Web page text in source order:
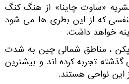
«ساوت چاینا» از هنگ کنگ
داده است هر ۱۰ تنفسی که از این بطری ها می شود
پکن ، مناطق شمالی چین به شدت
گذشته تجربه کرده اند و بیشترین
این نواحی هستند.